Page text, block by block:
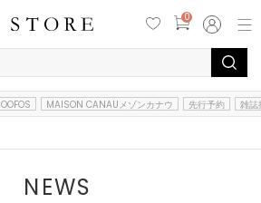
0
OOFOS MAISON CANAUメゾンカナウ 先行予約 雑誌
NEWS